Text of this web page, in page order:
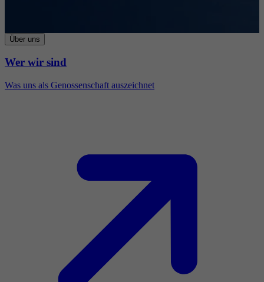
Über uns
Wer wir sind
Was uns als Genossenschaft auszeichnet